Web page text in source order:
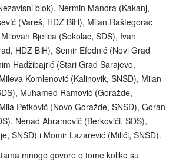
blok), Nermin Mandra (Kakanj,
(Vareš, HDZ BiH), Milan Raštegorac
Bjelica (Sokolac, SDS), Ivan
HDZ BiH), Semir Efednić (Novi Grad
Hadžibajrić (Stari Grad Sarajevo,
Komlenović (Kalinovik, SNSD), Milan
Muhamed Ramović (Goražde,
Petković (Novo Goražde, SNSD), Goran
Nenad Abramović (Berkovići, SDS),
SNSD) i Momir Lazarević (Milići, SNSD).
mnogo govore o tome koliko su